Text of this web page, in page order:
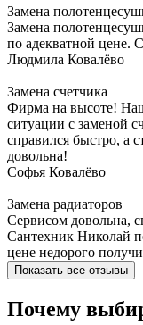
Замена
Замена
по адекватной цене.
Людмила Ковалёво
Замена счетчика
Фирма на высоте!
ситуации с заменой
справился быстро, а
довольна!
Софья Ковалёво
Замена радиаторов
Сервисом довольна,
Сантехник Николай
цене недорого
Показать все отзывы
Почему